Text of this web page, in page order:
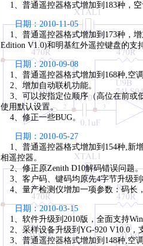
1、普通遥控器格式增加到183种，
日期：2010-11-05
1、普通遥控器格式增加到173种，增
Edition V1.0)和明基红外遥控键盘的支
日期：2010-09-08
1、普通遥控器格式增加到168种,空
2、增加自动联机功能。
3、可以按指定位顺序（高位在前或
使用默认设置。
4、修正一些BUG。
日期：2010-05-27
1、普通遥控器格式增加到154种,新
相遥控器。
2、修正原Zenith D10解码错误问题。
3、客户码、键码均原先4字节升级
4、量产检测仪增加一项参数：码长
日期：2010-03-15
1、软件升级到2010版，全面支持
2、采样设备升级到YG-920 V10.0，
3、普通遥控器格式增加到148种,空